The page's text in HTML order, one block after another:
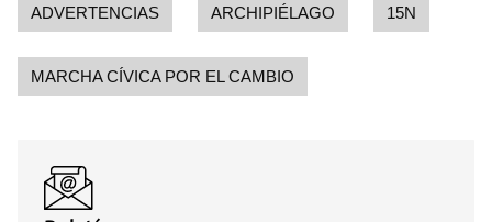
ADVERTENCIAS ARCHIPIÉLAGO 15N
MARCHA CÍVICA POR EL CAMBIO